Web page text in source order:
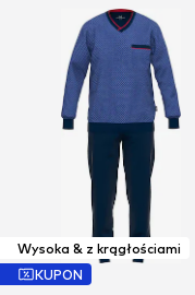
Wysoka & z krągłościami
KUPON